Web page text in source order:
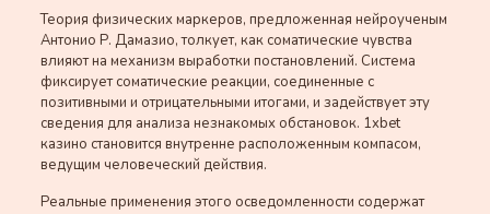
Теория физических маркеров, предложенная нейроученым
Антонио Р. Дамазио, толкует, как соматические чувства
влияют на механизм выработки постановлений. Система
фиксирует соматические реакции, соединенные с
позитивными и отрицательными итогами, и задействует эту
сведения для анализа незнакомых обстановок. 1xbet
казино становится внутренне расположенным компасом,
ведущим человеческий действия.
Реальные применения этого осведомленности содержат